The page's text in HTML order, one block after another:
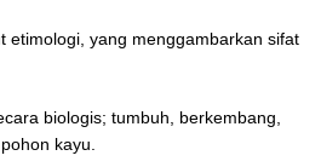
etimologi, yang menggambarkan sifat
biologis; tumbuh, berkembang,
kayu.